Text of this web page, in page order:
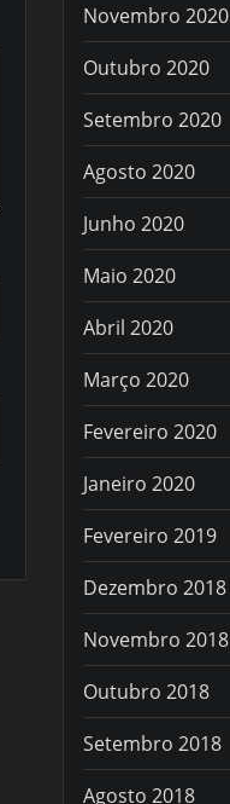
Novembro 2020
Outubro 2020
Setembro 2020
Agosto 2020
Junho 2020
Maio 2020
Abril 2020
Março 2020
Fevereiro 2020
Janeiro 2020
Fevereiro 2019
Dezembro 2018
Novembro 2018
Outubro 2018
Setembro 2018
Agosto 2018